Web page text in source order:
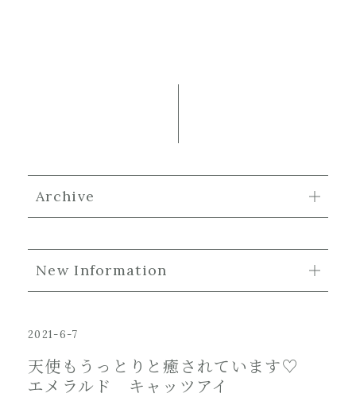
Archive
New Information
2021-6-7
天使もうっとりと癒されています♡
エメラルド キャッツアイ